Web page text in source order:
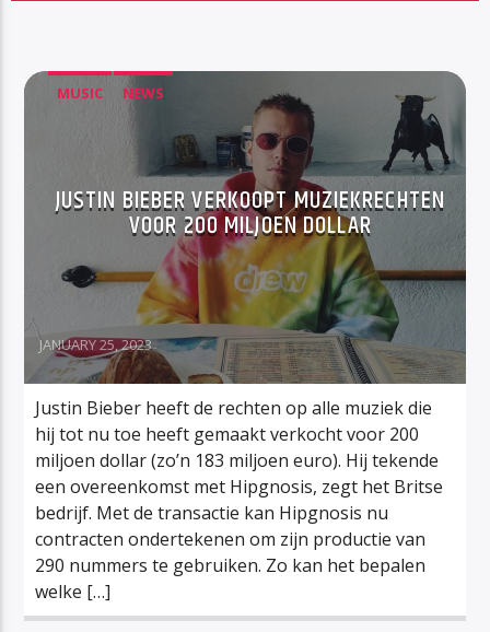
MUSIC NEWS
JUSTIN BIEBER VERKOOPT MUZIEKRECHTEN
VOOR 200 MILJOEN DOLLAR
JANUARY 25, 2023
Justin Bieber heeft de rechten op alle muziek die
hij tot nu toe heeft gemaakt verkocht voor 200
miljoen dollar (zo’n 183 miljoen euro). Hij tekende
een overeenkomst met Hipgnosis, zegt het Britse
bedrijf. Met de transactie kan Hipgnosis nu
contracten ondertekenen om zijn productie van
290 nummers te gebruiken. Zo kan het bepalen
welke […]